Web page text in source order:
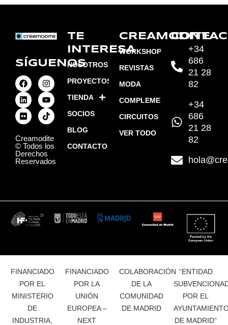
SÍGUENOS
Creamodite
© Todos los
Derechos
Reservados
TE
INTERESA
NOSOTROS
PROYECTOS
TIENDA
SOCIOS
BLOG
CONTACTO
CREAMODITE
WORKSHOPS
REVISTAS
MODA
COMPLEMENTOS
CIRCUITOS
VER TODO
+34
686
21 28
82
+34
686
21 28
82
FINANCIADO
POR EL
MINISTERIO
DE
INDUSTRIA,
FINANCIADO
POR LA
UNIÓN
EUROPEA –
NEXT
COLABORACIÓN
DE LA
COMUNIDAD
DE MADRID
“ENTIDAD
POR EL
DE MADRID”